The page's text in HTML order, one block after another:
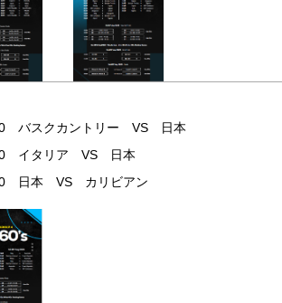
スクカントリー VS 日本
タリア VS 日本
本 VS カリビアン